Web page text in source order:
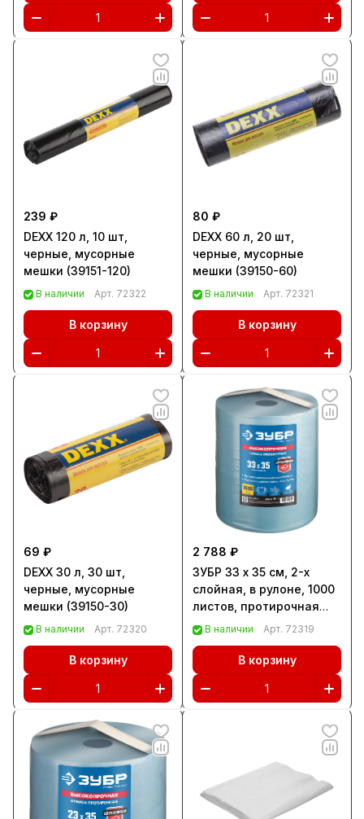
239 ₽
DEXX 120 л, 10 шт,
черные, мусорные
мешки (39151-120)
В наличии Арт. 72322
В корзину
80 ₽
DEXX 60 л, 20 шт,
черные, мусорные
мешки (39150-60)
В наличии Арт. 72321
В корзину
69 ₽
DEXX 30 л, 30 шт,
черные, мусорные
мешки (39150-30)
В наличии Арт. 72320
В корзину
2 788 ₽
ЗУБР 33 х 35 см, 2-х
слойная, в рулоне, 1000
листов, протирочная
бумага, Профессионал
В наличии Арт. 72319
В корзину